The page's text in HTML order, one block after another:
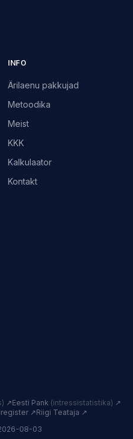
INFO
Ärilaenu pakkujad
Metoodika
Meist
KKK
Kalkulaator
Kontakt
↗Eesti Pank (intressistatistika) ↗
↗Riigi Teataja ↗
08-03